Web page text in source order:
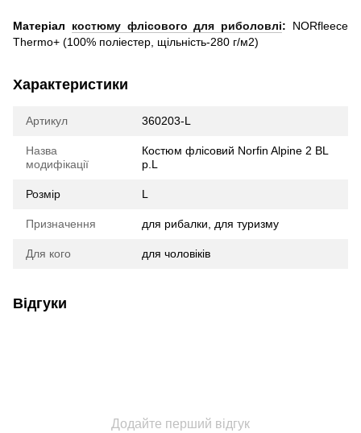
Матеріал костюму флісового для риболовлі: NORfleece
Thermo+ (100% поліестер, щільність-280 г/м2)
Характеристики
Артикул 360203-L
Назва
модифікації
Костюм флісовий Norfin Alpine 2 BL
р.L
Розмір L
Призначення для рибалки, для туризму
Для кого для чоловіків
Відгуки
Додайте перший відгук